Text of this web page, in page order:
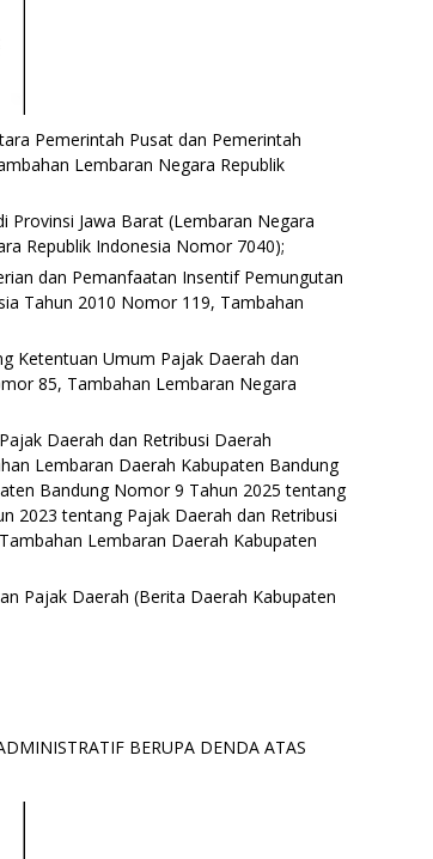
Pemerintah Pusat dan Pemerintah
Lembaran Negara Republik
Jawa Barat (Lembaran Negara
Republik Indonesia Nomor 7040);
dan Pemanfaatan Insentif Pemungutan
Tahun 2010 Nomor 119, Tambahan
Ketentuan Umum Pajak Daerah dan
85, Tambahan Lembaran Negara
Daerah dan Retribusi Daerah
Lembaran Daerah Kabupaten Bandung
Bandung Nomor 9 Tahun 2025 tentang
2023 tentang Pajak Daerah dan Retribusi
Lembaran Daerah Kabupaten
Pajak Daerah (Berita Daerah Kabupaten
BERUPA DENDA ATAS